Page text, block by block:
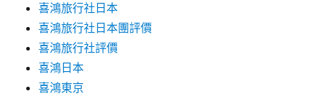
喜鴻旅行社日本
喜鴻旅行社日本團評價
喜鴻旅行社評價
喜鴻日本
喜鴻東京